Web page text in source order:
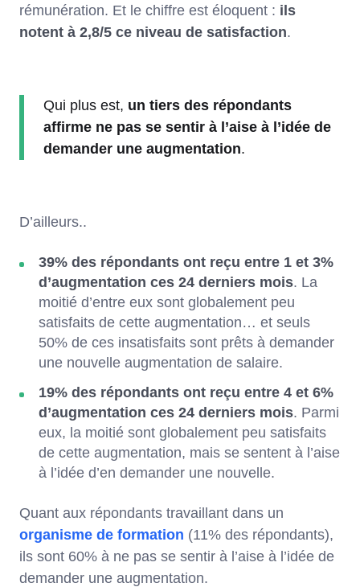
rémunération. Et le chiffre est éloquent : ils
notent à 2,8/5 ce niveau de satisfaction.
Qui plus est, un tiers des répondants
affirme ne pas se sentir à l’aise à l’idée de
demander une augmentation.
D’ailleurs..
39% des répondants ont reçu entre 1 et 3%
d’augmentation ces 24 derniers mois. La
moitié d’entre eux sont globalement peu
satisfaits de cette augmentation… et seuls
50% de ces insatisfaits sont prêts à demander
une nouvelle augmentation de salaire.
19% des répondants ont reçu entre 4 et 6%
d’augmentation ces 24 derniers mois. Parmi
eux, la moitié sont globalement peu satisfaits
de cette augmentation, mais se sentent à l’aise
à l’idée d’en demander une nouvelle.
Quant aux répondants travaillant dans un
organisme de formation (11% des répondants),
ils sont 60% à ne pas se sentir à l’aise à l’idée de
demander une augmentation.